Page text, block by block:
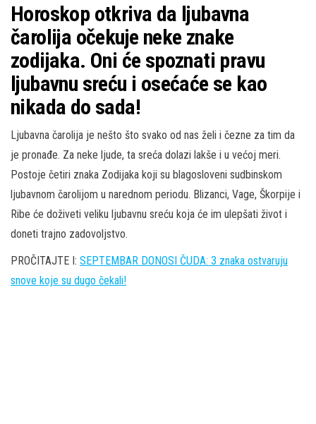
Horoskop otkriva da ljubavna
čarolija očekuje neke znake
zodijaka. Oni će spoznati pravu
ljubavnu sreću i osećaće se kao
nikada do sada!
Ljubavna čarolija je nešto što svako od nas želi i čezne za tim da
je pronađe. Za neke ljude, ta sreća dolazi lakše i u većoj meri.
Postoje četiri znaka Zodijaka koji su blagosloveni sudbinskom
ljubavnom čarolijom u narednom periodu. Blizanci, Vage, Škorpije i
Ribe će doživeti veliku ljubavnu sreću koja će im ulepšati život i
doneti trajno zadovoljstvo.
PROČITAJTE I: SEPTEMBAR DONOSI ČUDA: 3 znaka ostvaruju
snove koje su dugo čekali!